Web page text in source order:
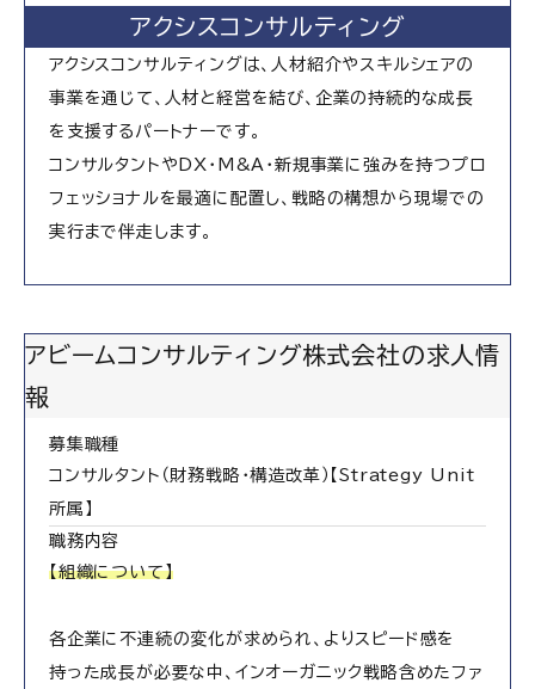
アクシスコンサルティング
アクシスコンサルティングは、人材紹介やスキルシェアの
事業を通じて、人材と経営を結び、企業の持続的な成長
を支援するパートナーです。
コンサルタントやDX・M&A・新規事業に強みを持つプロ
フェッショナルを最適に配置し、戦略の構想から現場での
実行まで伴走します。
アビームコンサルティング株式会社の求人情
報
募集職種
コンサルタント（財務戦略・構造改革）【Strategy Unit
所属】
職務内容
【組織について】
各企業に不連続の変化が求められ、よりスピード感を
持った成長が必要な中、インオーガニック戦略含めたファ